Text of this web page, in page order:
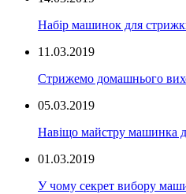
Набір машинок для
11.03.2019
Стрижемо домашнього
05.03.2019
Навіщо майстру машинка
01.03.2019
У чому секрет вибору